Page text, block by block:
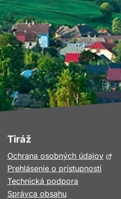
Tiráž
Ochrana osobných údajovOtvorí
Prehlásenie o prístupnosti
Technická podpora
Správca obsahu